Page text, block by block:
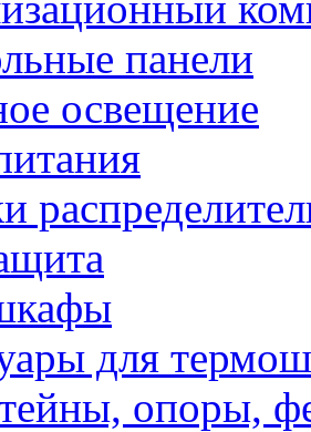
панели
освещение
для
опоры,